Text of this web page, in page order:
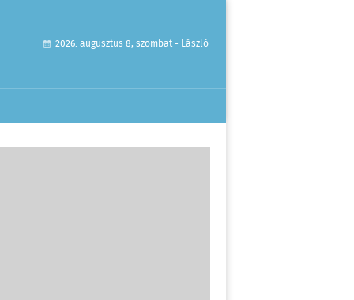
2026. augusztus 8, szombat - László